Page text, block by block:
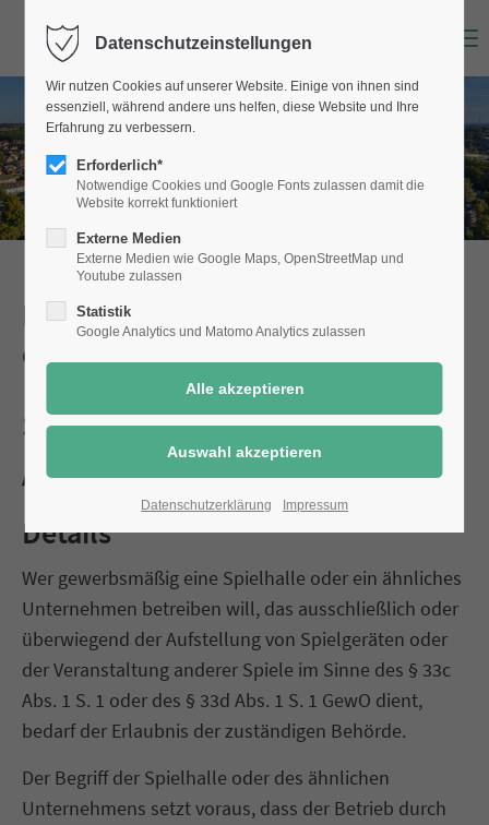
Dienstleistungen der Stadt Selm
einfach online!
Spielhallen- und
Aufstellererlaubnis
Details
Wer gewerbsmäßig eine Spielhalle oder ein ähnliches
Unternehmen betreiben will, das ausschließlich oder
überwiegend der Aufstellung von Spielgeräten oder
der Veranstaltung anderer Spiele im Sinne des § 33c
Abs. 1 S. 1 oder des § 33d Abs. 1 S. 1 GewO dient,
bedarf der Erlaubnis der zuständigen Behörde.
Der Begriff der Spielhalle oder des ähnlichen
Unternehmens setzt voraus, dass der Betrieb durch
Datenschutzeinstellungen
Wir nutzen Cookies auf unserer Website. Einige von ihnen sind
essenziell, während andere uns helfen, diese Website und Ihre
Erfahrung zu verbessern.
Erforderlich*
Notwendige Cookies und Google Fonts zulassen damit die
Website korrekt funktioniert
Externe Medien
Externe Medien wie Google Maps, OpenStreetMap und
Youtube zulassen
Statistik
Google Analytics und Matomo Analytics zulassen
Datenschutzerklärung Impressum